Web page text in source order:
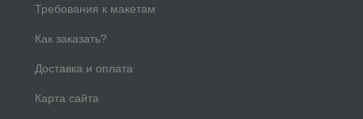
Требования к макетам
Как заказать?
Доставка и оплата
Карта сайта